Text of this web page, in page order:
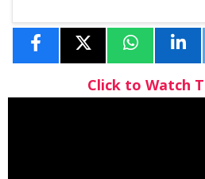
Click to Watch